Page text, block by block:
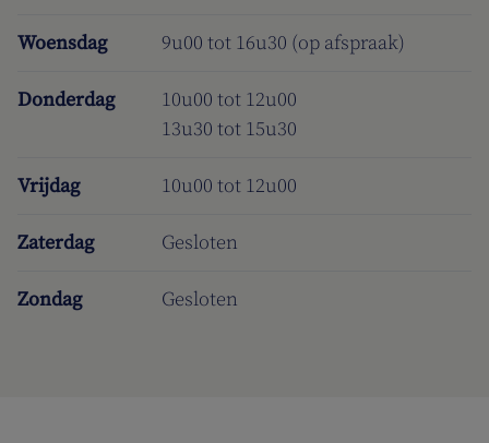
Woensdag 9u00 tot 16u30 (op afspraak)
Donderdag
10u00 tot 12u00
13u30 tot 15u30
Vrijdag 10u00 tot 12u00
Zaterdag Gesloten
Zondag Gesloten